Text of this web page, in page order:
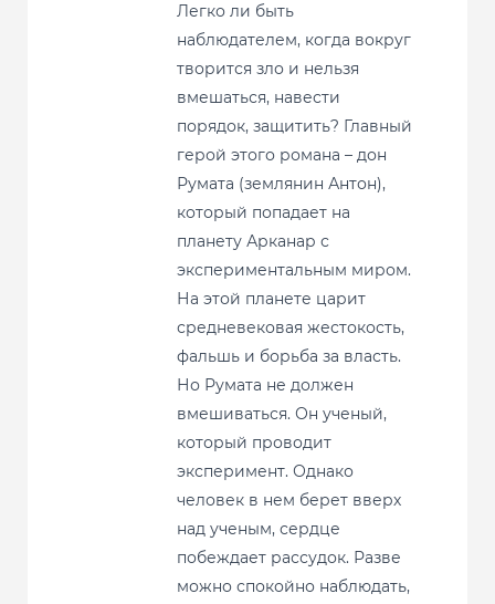
Легко ли быть
наблюдателем, когда вокруг
творится зло и нельзя
вмешаться, навести
порядок, защитить? Главный
герой этого романа – дон
Румата (землянин Антон),
который попадает на
планету Арканар с
экспериментальным миром.
На этой планете царит
средневековая жестокость,
фальшь и борьба за власть.
Но Румата не должен
вмешиваться. Он ученый,
который проводит
эксперимент. Однако
человек в нем берет вверх
над ученым, сердце
побеждает рассудок. Разве
можно спокойно наблюдать,